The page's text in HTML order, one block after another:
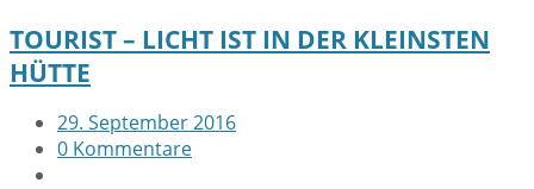
TOURIST – LICHT IST IN DER KLEINSTEN
HÜTTE
29. September 2016
0 Kommentare